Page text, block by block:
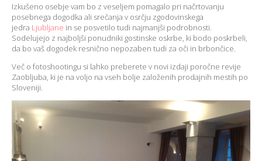
Izkušeno osebje vam bo z veseljem pomagalo pri načrtovanju
posebnega dogodka ali srečanja v osrčju zgodovinskega
jedra Ljubljane in se posvetilo tudi najmanjši podrobnosti.
Sodelujejo z najboljši ponudniki gostinske oskrbe, ki bodo poskrbeli,
da bo vaš dogodek resnično nepozaben tudi za oči in brbončice.
Več o fotoshootingu si lahko preberete v novi izdaji poročne revije
Zaobljuba, ki je na voljo na vseh bolje založenih prodajnih mestih po
Sloveniji.